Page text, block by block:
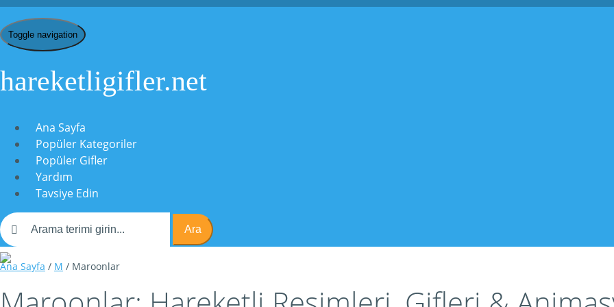
Toggle navigation
hareketligifler.net
Ana Sayfa
Popüler Kategoriler
Popüler Gifler
Yardım
Tavsiye Edin
Ara
Ana Sayfa / M / Maroonlar